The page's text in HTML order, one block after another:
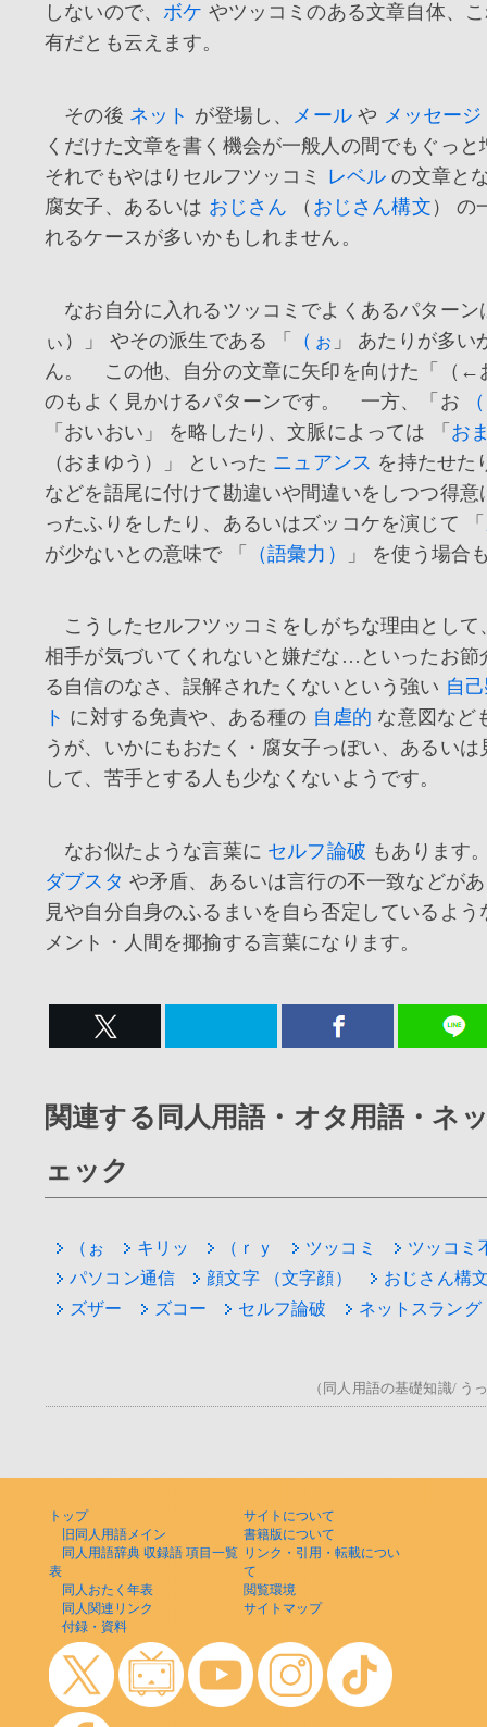
しないので、ボケ やツッコミのある文章自体、
有だとも云えます。
その後 ネット が登場し、 メール や メッセージ
くだけた文章を書く機会が一般人の間でもぐっと
それでもやはりセルフツッコミ
レベル の文章と
腐女子、あるいは おじさん （ おじさん構文 ） の
れるケースが多いかもしれません。
なお自分に入れるツッコミでよくあるパターン
ぃ）」 やその派生である 「
（ぉ 」 あたりが多い
ん。 この他、自分の文章に矢印を向けた「（←
のもよく見かけるパターンです。 一方、「お
「おいおい」 を略したり、文脈によっては 「 お
（おまゆう）」 といった ニュアンス を持たせた
などを語尾に付けて勘違いや間違いをしつつ得意
ったふりをしたり、あるいはズッコケを演じて 「
が少ないとの意味で 「
（語彙力） 」 を使う場合
こうしたセルフツッコミをしがちな理由として
相手が気づいてくれないと嫌だな…といったお節
る自信のなさ、誤解されたくないという強い 自
ト に対する免責や、ある種の 自虐的 な意図など
うが、いかにもおたく・腐女子っぽい、あるい
して、苦手とする人も少なくないようです。
なお似たような言葉に セルフ論破 もあります
ダブスタ や矛盾、あるいは言行の不一致などが
見や自分自身のふるまいを自ら否定しているよう
メント・人間を揶揄する言葉になります。
関連する同人用語・オタ用語・ネ
ェック
（ぉ キリッ （ｒｙ ツッコミ
ツッコミ
パソコン通信
顔文字 （文字顔）
おじさん構
ズザー
ズコー セルフ論破 ネットスラング
（同人用語の基礎知識/ う
トップ
旧同人用語メイン
同人用語辞典 収録語 項目一覧
表
同人おたく年表
同人関連リンク
付録・資料
サイトについて
書籍版について
リンク・引用・転載につい
て
閲覧環境
サイトマップ